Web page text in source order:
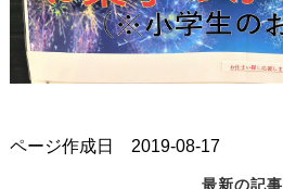
ページ作成日 2019-08-17
最新の記事